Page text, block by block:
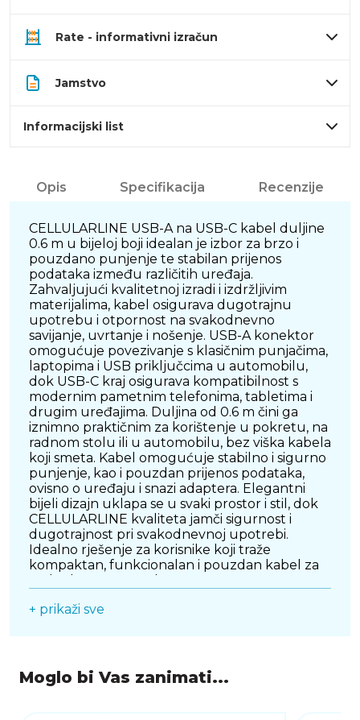
Rate - informativni izračun
Jamstvo
Informacijski list
Opis Specifikacija Recenzije
CELLULARLINE USB-A na USB-C kabel duljine
0.6 m u bijeloj boji idealan je izbor za brzo i
pouzdano punjenje te stabilan prijenos
podataka između različitih uređaja.
Zahvaljujući kvalitetnoj izradi i izdržljivim
materijalima, kabel osigurava dugotrajnu
upotrebu i otpornost na svakodnevno
savijanje, uvrtanje i nošenje. USB-A konektor
omogućuje povezivanje s klasičnim punjačima,
laptopima i USB priključcima u automobilu,
dok USB-C kraj osigurava kompatibilnost s
modernim pametnim telefonima, tabletima i
drugim uređajima. Duljina od 0.6 m čini ga
iznimno praktičnim za korištenje u pokretu, na
radnom stolu ili u automobilu, bez viška kabela
koji smeta. Kabel omogućuje stabilno i sigurno
punjenje, kao i pouzdan prijenos podataka,
ovisno o uređaju i snazi adaptera. Elegantni
bijeli dizajn uklapa se u svaki prostor i stil, dok
CELLULARLINE kvaliteta jamči sigurnost i
dugotrajnost pri svakodnevnoj upotrebi.
Idealno rješenje za korisnike koji traže
kompaktan, funkcionalan i pouzdan kabel za
+ prikaži sve
Moglo bi Vas zanimati...